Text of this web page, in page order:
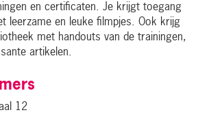
en certificaten. Je krijgt toegang
leerzame en leuke filmpjes. Ook krijg
met handouts van de trainingen,
artikelen.
12